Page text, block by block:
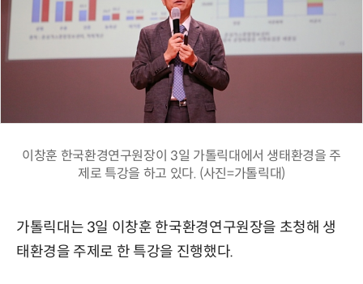
이창훈 한국환경연구원장이 3일 가톨릭대에서 생태환경을 주
제로 특강을 하고 있다. (사진=가톨릭대)
가톨릭대는 3일 이창훈 한국환경연구원장을 초청해 생
태환경을 주제로 한 특강을 진행했다.